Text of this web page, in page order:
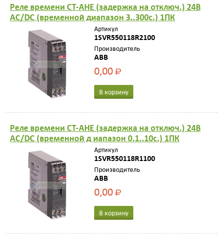
Реле времени CT-AHE (задержка на отключ.) 24В
AC/DC (временной диапазон 3..300с.) 1ПК
Артикул
1SVR550118R2100
Производитель
ABB
0,00Р
В корзину
Реле времени CT-AHE (задержка на отключ.) 24В
AC/DC (временной д иапазон 0.1..10с.) 1ПК
Артикул
1SVR550118R1100
Производитель
ABB
0,00Р
В корзину